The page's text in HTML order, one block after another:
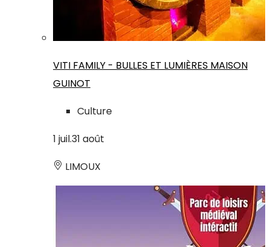
VITI FAMILY - BULLES ET LUMIÈRES MAISON
GUINOT
Culture
1 juil.31 août
LIMOUX